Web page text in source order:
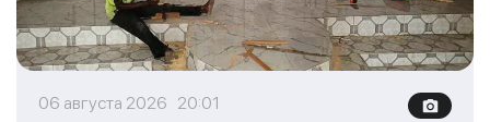
06 августа 2026 20:01